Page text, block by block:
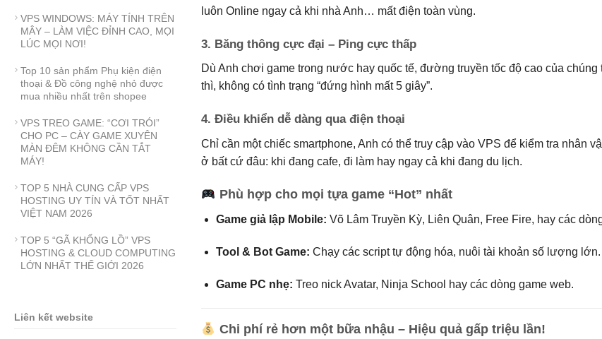
VPS WINDOWS: MÁY TÍNH TRÊN
MÂY – LÀM VIỆC ĐỈNH CAO, MỌI
LÚC MỌI NƠI!
Top 10 sản phẩm Phụ kiện điện
thoại & Đồ công nghệ nhỏ được
mua nhiều nhất trên shopee
VPS TREO GAME: “CƠI TRÓI”
CHO PC – CÀY GAME XUYÊN
MÀN ĐÊM KHÔNG CẦN TẮT
MÁY!
TOP 5 NHÀ CUNG CẤP VPS
HOSTING UY TÍN VÀ TỐT NHẤT
VIỆT NAM 2026
TOP 5 “GÃ KHỔNG LỒ” VPS
HOSTING & CLOUD COMPUTING
LỚN NHẤT THẾ GIỚI 2026
Liên kết website
luôn Online ngay cả khi nhà Anh… mất điện toàn vùng.
3. Băng thông cực đại – Ping cực thấp
Dù Anh chơi game trong nước hay quốc tế, đường truyền tốc độ cao của
thì, không có tình trạng “đứng hình mất 5 giây”.
4. Điều khiển dễ dàng qua điện thoại
Chỉ cần một chiếc smartphone, Anh có thể truy cập vào VPS để kiểm tra nhân
ở bất cứ đâu: khi đang cafe, đi làm hay ngay cả khi đang du lịch.
Phù hợp cho mọi tựa game “Hot” nhất
Game giả lập Mobile: Võ Lâm Truyền Kỳ, Liên Quân, Free Fire, hay các
Tool & Bot Game: Chạy các script tự động hóa, nuôi tài khoản số lượng lớn.
Game PC nhẹ: Treo nick Avatar, Ninja School hay các dòng game web.
Chi phí rẻ hơn một bữa nhậu – Hiệu quả gấp triệu lần!